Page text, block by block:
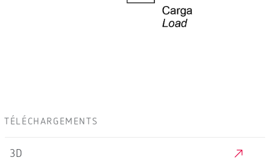
TÉLÉCHARGEMENTS
3D